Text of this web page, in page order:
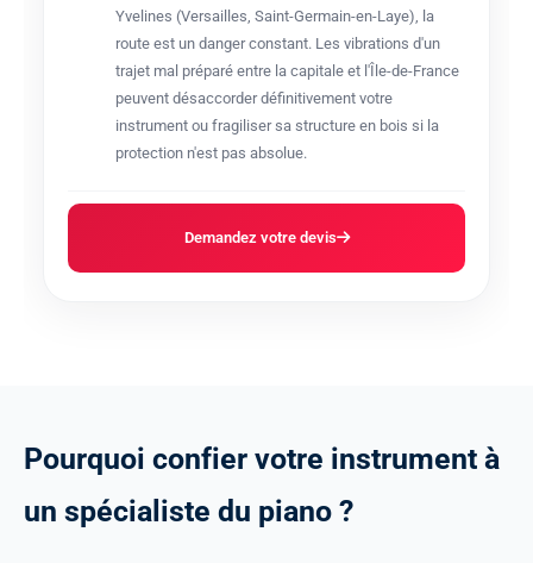
Yvelines (Versailles, Saint-Germain-en-Laye), la
route est un danger constant. Les vibrations d'un
trajet mal préparé entre la capitale et l'Île-de-France
peuvent désaccorder définitivement votre
instrument ou fragiliser sa structure en bois si la
protection n'est pas absolue.
Demandez votre devis
Pourquoi confier votre instrument à
un spécia iste du piano ?